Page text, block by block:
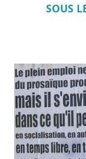
SOUS